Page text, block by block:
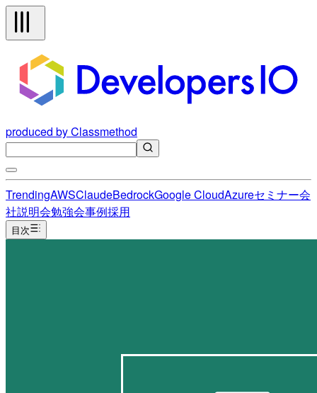
produced by Classmethod
TrendingAWSClaudeBedrockGoogle CloudAzureセミナー会
社説明会勉強会事例採用
目次